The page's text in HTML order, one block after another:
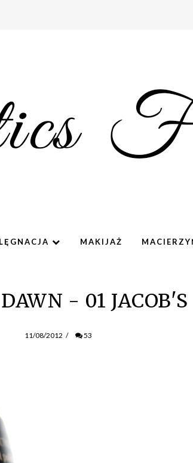
MAKIJAŻ
- 01
11/08/2012 / 53